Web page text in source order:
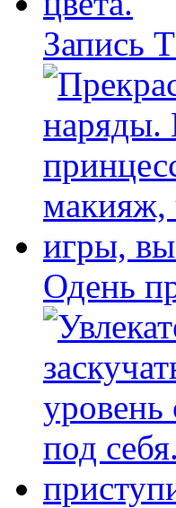
Запись
Одень